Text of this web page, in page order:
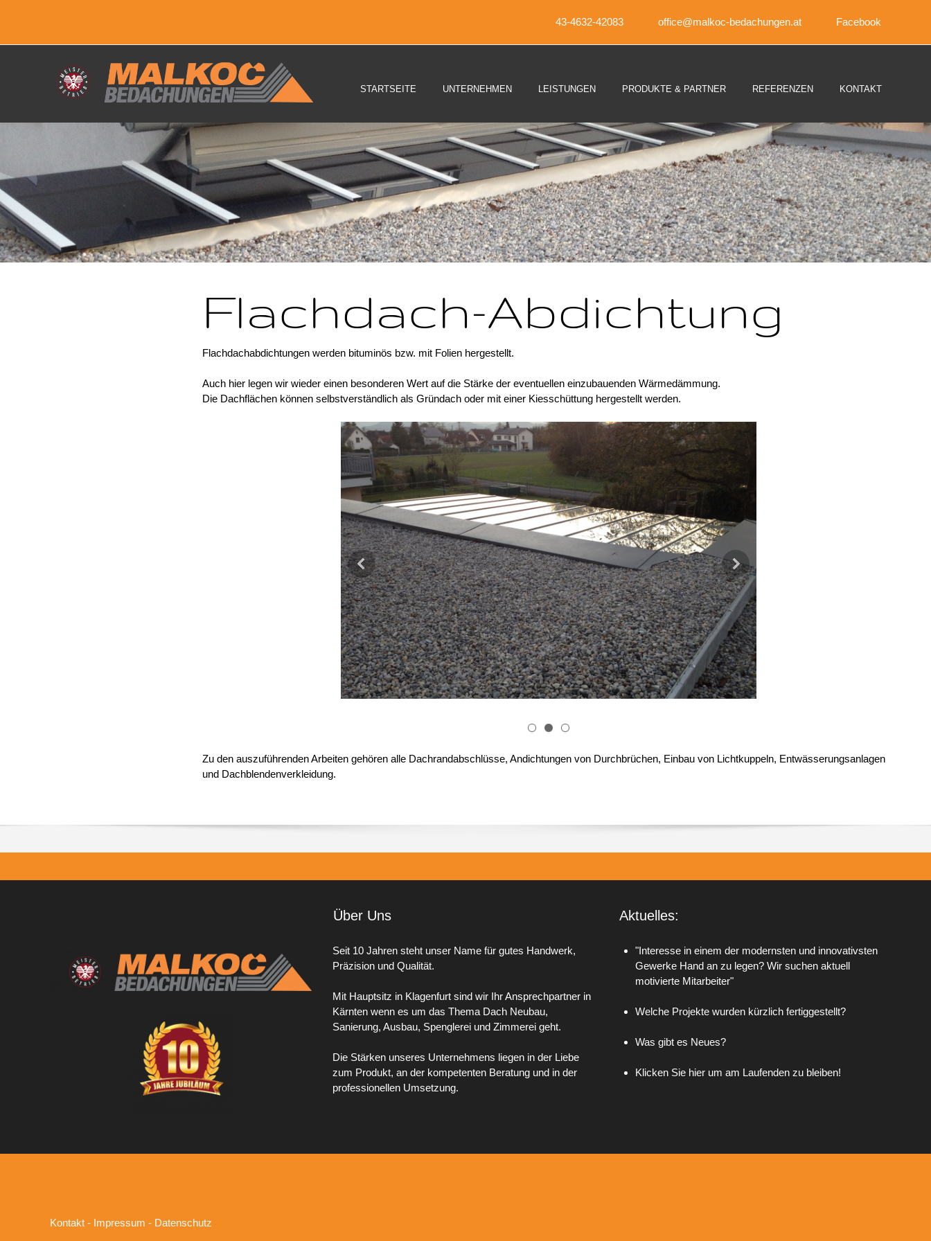
43-4632-42083 office@malkoc-bedachungen.at Facebook
STARTSEITE UNTERNEHMEN LEISTUNGEN PRODUKTE & PARTNER REFERENZEN KONTAKT
Flachdach-Abdichtung
Flachdachabdichtungen werden bituminös bzw. mit Folien hergestellt.
Auch hier legen wir wieder einen besonderen Wert auf die Stärke der eventuellen einzubauenden Wärmedämmung.
Die Dachflächen können selbstverständlich als Gründach oder mit einer Kiesschüttung hergestellt werden.
Zu den auszuführenden Arbeiten gehören alle Dachrandabschlüsse, Andichtungen von Durchbrüchen, Einbau von Lichtkuppeln, Entwässerungsanlagen
und Dachblendenverkleidung.
Über Uns
Seit 10 Jahren steht unser Name für gutes Handwerk,
Präzision und Qualität.
Mit Hauptsitz in Klagenfurt sind wir Ihr Ansprechpartner in
Kärnten wenn es um das Thema Dach Neubau,
Sanierung, Ausbau, Spenglerei und Zimmerei geht.
Die Stärken unseres Unternehmens liegen in der Liebe
zum Produkt, an der kompetenten Beratung und in der
professionellen Umsetzung.
Aktuelles:
"Interesse in einem der modernsten und innovativsten
Gewerke Hand an zu legen? Wir suchen aktuell
motivierte Mitarbeiter"
Welche Projekte wurden kürzlich fertiggestellt?
Was gibt es Neues?
Klicken Sie hier um am Laufenden zu bleiben!
Kontakt - Impressum - Datenschutz